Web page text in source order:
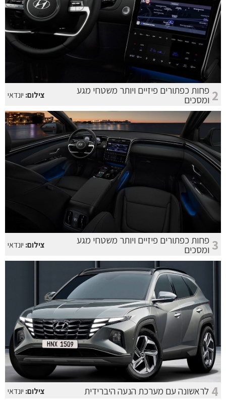
2 פחות כפתורים פיזיים ויותר משטחי מגע
ומסכים צילום: יונדאי
3 פחות כפתורים פיזיים ויותר משטחי מגע
ומסכים צילום: יונדאי
4 לראשונה עם מערכת הנעה היברידית צילום: יונדאי